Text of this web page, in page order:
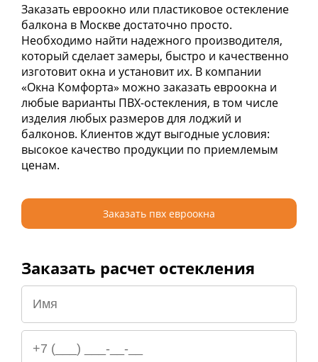
Заказать евроокно или пластиковое остекление
балкона в Москве достаточно просто.
Необходимо найти надежного производителя,
который сделает замеры, быстро и качественно
изготовит окна и установит их. В компании
«Окна Комфорта» можно заказать евроокна и
любые варианты ПВХ-остекления, в том числе
изделия любых размеров для лоджий и
балконов. Клиентов ждут выгодные условия:
высокое качество продукции по приемлемым
ценам.
Заказать пвх евроокна
Заказать расчет остекления